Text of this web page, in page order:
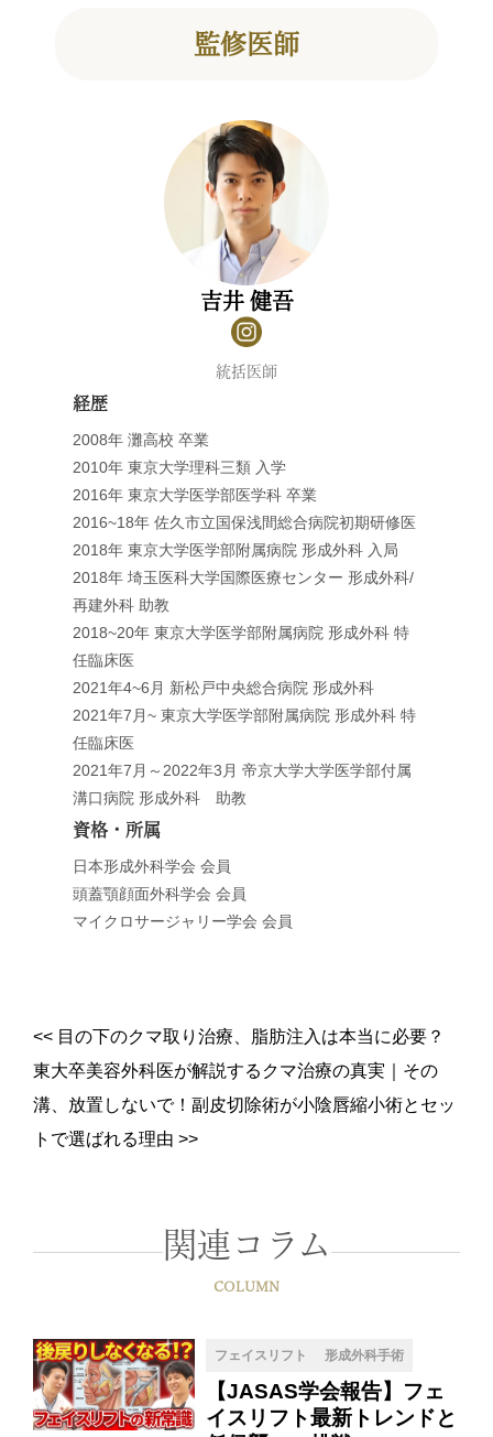
監修医師
吉井 健吾
統括医師
経歴
2008年 灘高校 卒業
2010年 東京大学理科三類 入学
2016年 東京大学医学部医学科 卒業
2016~18年 佐久市立国保浅間総合病院初期研修医
2018年 東京大学医学部附属病院 形成外科 入局
2018年 埼玉医科大学国際医療センター 形成外科/
再建外科 助教
2018~20年 東京大学医学部附属病院 形成外科 特
任臨床医
2021年4~6月 新松戸中央総合病院 形成外科
2021年7月~ 東京大学医学部附属病院 形成外科 特
任臨床医
2021年7月～2022年3月 帝京大学大学医学部付属
溝口病院 形成外科 助教
資格・所属
日本形成外科学会 会員
頭蓋顎顔面外科学会 会員
マイクロサージャリー学会 会員
<<目の下のクマ取り治療、脂肪注入は本当に必要？
東大卒美容外科医が解説するクマ治療の真実
その
溝、放置しないで！副皮切除術が小陰唇縮小術とセッ
トで選ばれる理由 >>
関連コラム
COLUMN
フェイスリフト 形成外科手術
【JASAS学会報告】フェ
イスリフト最新トレンドと